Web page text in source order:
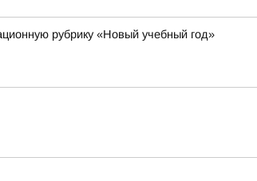
рубрику «Новый учебный год»